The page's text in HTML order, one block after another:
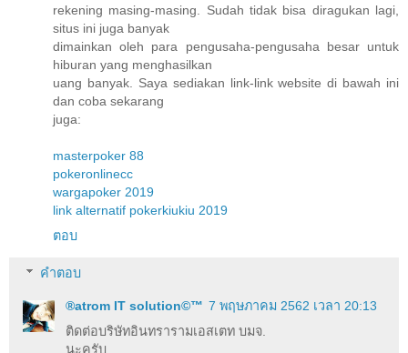
rekening masing-masing. Sudah tidak bisa diragukan lagi,
situs ini juga banyak
dimainkan oleh para pengusaha-pengusaha besar untuk
hiburan yang menghasilkan
uang banyak. Saya sediakan link-link website di bawah ini
dan coba sekarang
juga:
masterpoker 88
pokeronlinecc
wargapoker 2019
link alternatif pokerkiukiu 2019
ตอบ
คำตอบ
®atrom IT solution©™ 7 พฤษภาคม 2562 เวลา 20:13
ติดต่อบริษัทอินทรารามเอสเตท บมจ.
นะครับ